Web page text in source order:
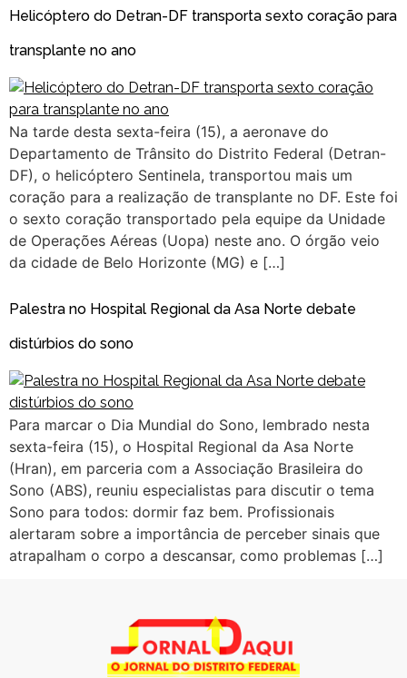
Helicóptero do Detran-DF transporta sexto coração para
transplante no ano
Na tarde desta sexta-feira (15), a aeronave do
Departamento de Trânsito do Distrito Federal (Detran-
DF), o helicóptero Sentinela, transportou mais um
coração para a realização de transplante no DF. Este foi
o sexto coração transportado pela equipe da Unidade
de Operações Aéreas (Uopa) neste ano. O órgão veio
da cidade de Belo Horizonte (MG) e […]
Palestra no Hospital Regional da Asa Norte debate
distúrbios do sono
Para marcar o Dia Mundial do Sono, lembrado nesta
sexta-feira (15), o Hospital Regional da Asa Norte
(Hran), em parceria com a Associação Brasileira do
Sono (ABS), reuniu especialistas para discutir o tema
Sono para todos: dormir faz bem. Profissionais
alertaram sobre a importância de perceber sinais que
atrapalham o corpo a descansar, como problemas […]